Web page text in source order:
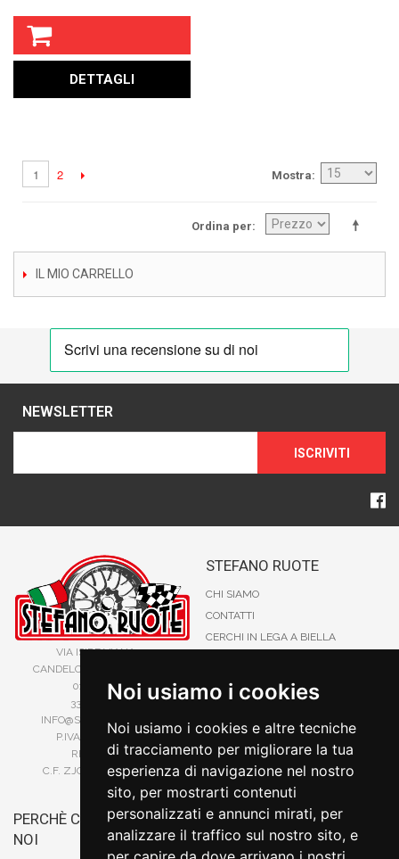
Noi usiamo i cookies
Noi usiamo i cookies e altre tecniche
di tracciamento per migliorare la tua
esperienza di navigazione nel nostro
sito, per mostrarti contenuti
personalizzati e annunci mirati, per
analizzare il traffico sul nostro sito, e
DETTAGLI
Mostra
1 2
Ordina per
IL MIO CARRELLO
NEWSLETTER
ISCRIVITI
VIA ISIDE VIANA 70
CANDELO, 13878, BIELLA (BI)
015 253 84 41
338 88 62 542
INFO@STEFANORUOTE.IT
P.IVA 02525900029
REA BI193453
C.F. ZJOSFN73H14A859X
STEFANO RUOTE
CHI SIAMO
CONTATTI
CERCHI IN LEGA A BIELLA
CATALOGO CERCHI IN LEGA
SITE MAP
TERMINI DI RICERCA
PERCHÈ COMPRARE DA
NOI
BONIFICO
CARTA DI CREDITO